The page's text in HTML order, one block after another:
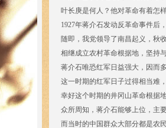
叶长庚是何人？他对革命有着怎
1927年蒋介石发动反革命事件后
随即，我党领导了南昌起义，秋
相继成立农村革命根据地，坚持
蒋介石唯恐红军日益强大，因而
这一时期的红军日子过得相当难
幸好这个时期的井冈山革命根据
众所周知，蒋介石能够上位，主
而当时的中国群众大部分都是农